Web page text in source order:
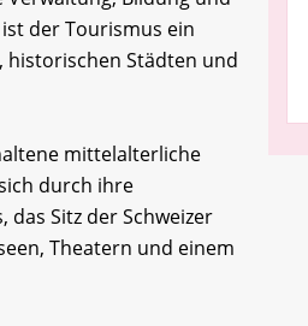
der Tourismus ein
historischen Städten und
mittelalterliche
durch ihre
Sitz der Schweizer
Theatern und einem